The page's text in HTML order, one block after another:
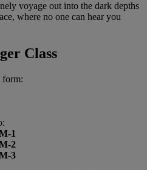
voyage out into the dark depths
where no one can hear you
Class
1
2
3